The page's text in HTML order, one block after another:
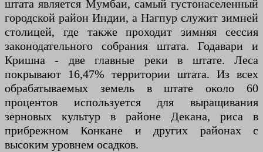
штата является Мумбаи, самый густонаселенный
городской район Индии, а Нагпур служит зимней
столицей, где также проходит зимняя сессия
законодательного собрания штата. Годавари и
Кришна - две главные реки в штате. Леса
покрывают 16,47% территории штата. Из всех
обрабатываемых земель в штате около 60
процентов используется для выращивания
зерновых культур в районе Декана, риса в
прибрежном Конкане и других районах с
высоким уровнем осадков.